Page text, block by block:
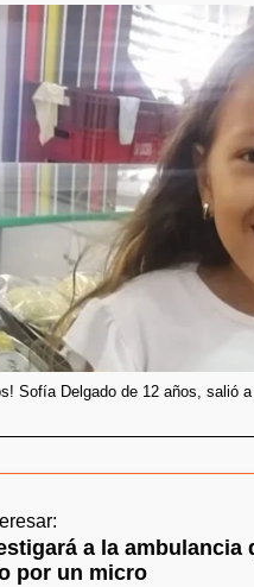
Sofía Delgado de 12 años, salió
a la ambulancia
por un micro